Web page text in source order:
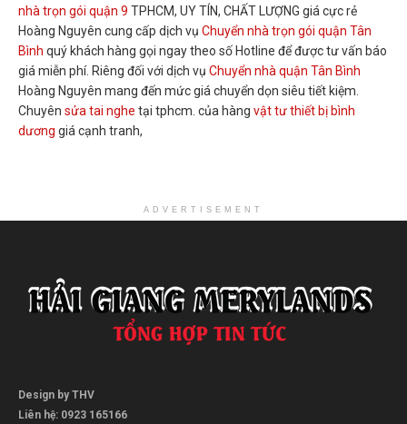
nhà trọn gói quận 9 TPHCM, UY TÍN, CHẤT LƯỢNG giá cực rẻ
Hoàng Nguyên cung cấp dịch vụ Chuyển nhà trọn gói quận Tân
Bình quý khách hàng gọi ngay theo số Hotline để được tư vấn báo
giá miễn phí. Riêng đối với dịch vụ Chuyển nhà quận Tân Bình
Hoàng Nguyên mang đến mức giá chuyển dọn siêu tiết kiệm.
Chuyên sửa tai nghe tại tphcm. của hàng vật tư thiết bị bình
dương giá cạnh tranh,
ADVERTISEMENT
Design by THV
Liên hệ: 0923 165166